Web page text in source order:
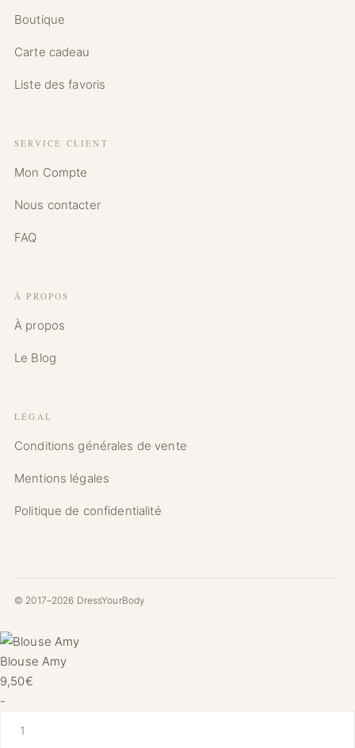
Boutique
Carte cadeau
Liste des favoris
SERVICE CLIENT
Mon Compte
Nous contacter
FAQ
À PROPOS
À propos
Le Blog
LÉGAL
Conditions générales de vente
Mentions légales
Politique de confidentialité
© 2017–2026 DressYourBody
Blouse Amy
9,50€
-